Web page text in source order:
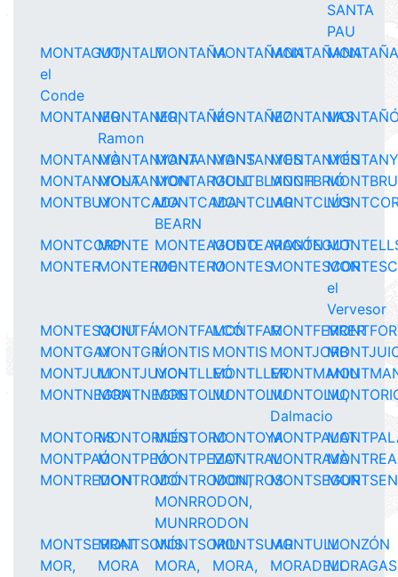
SANTA
PAU
MONTAGUT,
el
Conde
MONTALTMONTAÑAMONTAÑANAMONTAÑANA
MONTANERMONTANER,
Ramon
MONTAÑÉSMONTAÑEZMONTANIAS
MONTANYÀMONTANYANAMONTANYANSMONTANYESMONTANYÉS
MONTANYOLAMONTANYONMONTARGULLMONTBLANCH
MONTBRIÓMONTBRU
MONTBUYMONTCADAMONTCADA-
BEARN
MONTCLARMONTCLÚS
MONTCORPMONTE MONTEAGUDOMONTEARAGÓN
MONTEGUT
MONTERMONTERDEMONTEROMONTESMONTESCOR
el
Vervesor
MONTESQUIU
MONTFÁMONTFALCÓMONTFARMONTFERRER
MONTGAYMONTGRÍMONTIS MONTIS MONTJORB
MONTJULIMONTJUYCHMONTLLEÓMONTLLERMONTMANIU
MONTNEGRAMONTNEGREMONTOLIUMONTOLIUMONTOLIU,
Dalmacio
MONTORISMONTORNÉSMONTOROMONTOYAMONTPALAT
MONTPAÓMONTPEÓMONTPEZATMONTRALMONTRAVÀ
MONTREDONMONTRODÓMONTRODON,
MONRRODON,
MUNRRODON
MONTROSMONTSEGUR
MONTSERRATMONTSONÍSMONTSORIUMONTSUARMONTULLMONZÓN
MOR,
MORA
MORA,
MORA,
MORADELLMORAGAS